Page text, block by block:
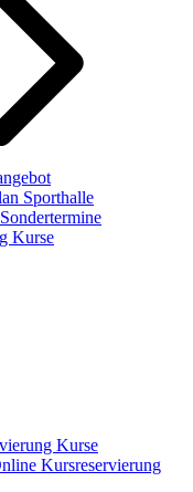
Sporthalle
Kurse
Kurse
Kursreservierung